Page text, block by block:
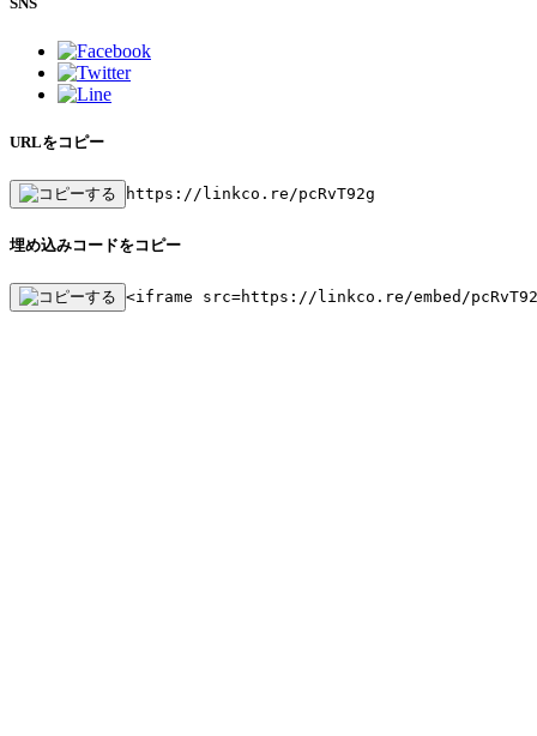
URLをコピー
https://linkco.re/pcRvT92g
埋め込みコードをコピー
<iframe src=https://linkco.re/embed/